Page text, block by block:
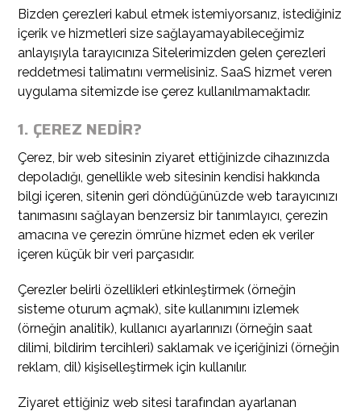
Bizden çerezleri kabul etmek istemiyorsanız, istediğiniz
içerik ve hizmetleri size sağlayamayabileceğimiz
anlayışıyla tarayıcınıza Sitelerimizden gelen çerezleri
reddetmesi talimatını vermelisiniz. SaaS hizmet veren
uygulama sitemizde ise çerez kullanılmamaktadır.
1. ÇEREZ NEDİR?
Çerez, bir web sitesinin ziyaret ettiğinizde cihazınızda
depoladığı, genellikle web sitesinin kendisi hakkında
bilgi içeren, sitenin geri döndüğünüzde web tarayıcınızı
tanımasını sağlayan benzersiz bir tanımlayıcı, çerezin
amacına ve çerezin ömrüne hizmet eden ek veriler
içeren küçük bir veri parçasıdır.
Çerezler belirli özellikleri etkinleştirmek (örneğin
sisteme oturum açmak), site kullanımını izlemek
(örneğin analitik), kullanıcı ayarlarınızı (örneğin saat
dilimi, bildirim tercihleri) saklamak ve içeriğinizi (örneğin
reklam, dil) kişiselleştirmek için kullanılır.
Ziyaret ettiğiniz web sitesi tarafından ayarlanan